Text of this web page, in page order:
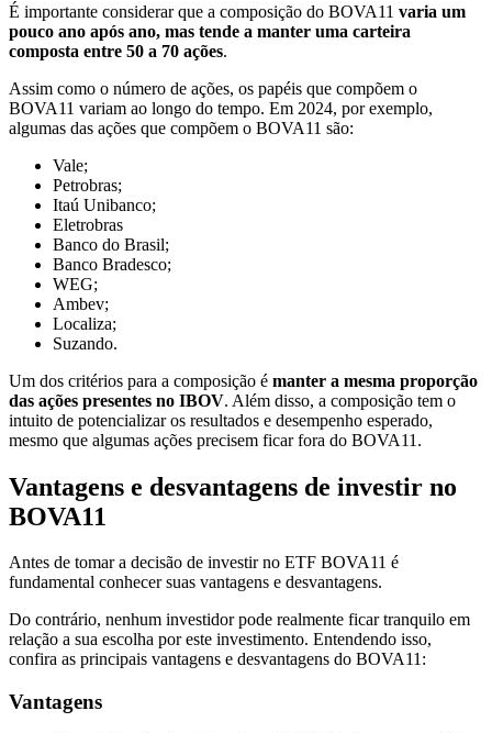
É importante considerar que a composição do BOVA11 varia um
pouco ano após ano, mas tende a manter uma carteira
composta entre 50 a 70 ações.
Assim como o número de ações, os papéis que compõem o
BOVA11 variam ao longo do tempo. Em 2024, por exemplo,
algumas das ações que compõem o BOVA11 são:
Vale;
Petrobras;
Itaú Unibanco;
Eletrobras
Banco do Brasil;
Banco Bradesco;
WEG;
Ambev;
Localiza;
Suzando.
Um dos critérios para a composição é manter a mesma proporção
das ações presentes no IBOV. Além disso, a composição tem o
intuito de potencializar os resultados e desempenho esperado,
mesmo que algumas ações precisem ficar fora do BOVA11.
Vantagens e desvantagens de investir no
BOVA11
Antes de tomar a decisão de investir no ETF BOVA11 é
fundamental conhecer suas vantagens e desvantagens.
Do contrário, nenhum investidor pode realmente ficar tranquilo em
relação a sua escolha por este investimento. Entendendo isso,
confira as principais vantagens e desvantagens do BOVA11:
Vantagens